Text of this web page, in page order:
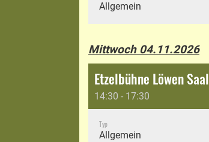
Allgemein
Mittwoch 04.11.2026
Etzelbühne Löwen Saal
14:30 - 17:30
Typ
Allgemein